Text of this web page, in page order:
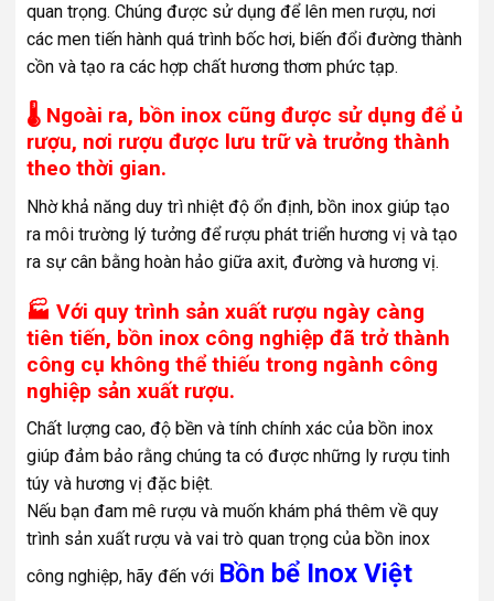
quan trọng. Chúng được sử dụng để lên men rượu, nơi
các men tiến hành quá trình bốc hơi, biến đổi đường thành
cồn và tạo ra các hợp chất hương thơm phức tạp.
🌡️ Ngoài ra, bồn inox cũng được sử dụng để ủ
rượu, nơi rượu được lưu trữ và trưởng thành
theo thời gian.
Nhờ khả năng duy trì nhiệt độ ổn định, bồn inox giúp tạo
ra môi trường lý tưởng để rượu phát triển hương vị và tạo
ra sự cân bằng hoàn hảo giữa axit, đường và hương vị.
🏭 Với quy trình sản xuất rượu ngày càng
tiên tiến, bồn inox công nghiệp đã trở thành
công cụ không thể thiếu trong ngành công
nghiệp sản xuất rượu.
Chất lượng cao, độ bền và tính chính xác của bồn inox
giúp đảm bảo rằng chúng ta có được những ly rượu tinh
túy và hương vị đặc biệt.
Nếu bạn đam mê rượu và muốn khám phá thêm về quy
trình sản xuất rượu và vai trò quan trọng của bồn inox
công nghiệp, hãy đến với Bồn bể Inox Việt